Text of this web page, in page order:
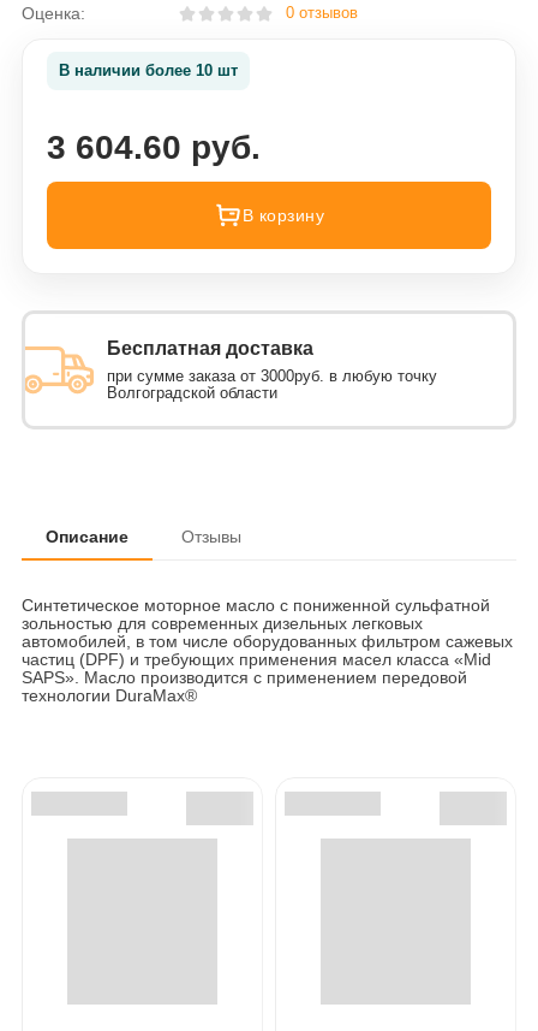
Оценка: 0 отзывов
В наличии более 10 шт
3 604.60 руб.
В корзину
Бесплатная доставка
при сумме заказа от 3000руб. в любую точку
Волгоградской области
Описание Отзывы
Синтетическое моторное масло с пониженной сульфатной
зольностью для современных дизельных легковых
автомобилей, в том числе оборудованных фильтром сажевых
частиц (DPF) и требующих применения масел класса «Mid
SAPS». Масло производится с применением передовой
технологии DuraMax®